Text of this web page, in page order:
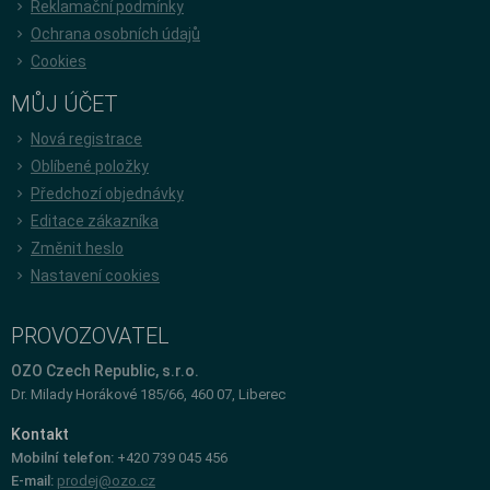
Reklamační podmínky
Ochrana osobních údajů
Cookies
MŮJ ÚČET
Nová registrace
Oblíbené položky
Předchozí objednávky
Editace zákazníka
Změnit heslo
Nastavení cookies
PROVOZOVATEL
OZO Czech Republic, s.r.o.
Dr. Milady Horákové 185/66, 460 07, Liberec
Kontakt
Mobilní telefon: +420 739 045 456
E-mail: prodej@ozo.cz